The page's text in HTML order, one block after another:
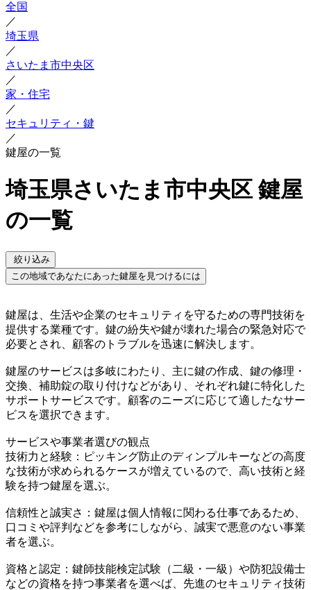
全国
／
埼玉県
／
さいたま市中央区
／
家・住宅
／
セキュリティ・鍵
／
鍵屋の一覧
埼玉県さいたま市中央区 鍵屋
の一覧
絞り込み
この地域であなたにあった鍵屋を見つけるには
鍵屋は、生活や企業のセキュリティを守るための専門技術を
提供する業種です。鍵の紛失や鍵が壊れた場合の緊急対応で
必要とされ、顧客のトラブルを迅速に解決します。
鍵屋のサービスは多岐にわたり、主に鍵の作成、鍵の修理・
交換、補助錠の取り付けなどがあり、それぞれ鍵に特化した
サポートサービスです。顧客のニーズに応じて適したなサー
ビスを選択できます。
サービスや事業者選びの観点
技術力と経験：ピッキング防止のディンプルキーなどの高度
な技術が求められるケースが増えているので、高い技術と経
験を持つ鍵屋を選ぶ。
信頼性と誠実さ：鍵屋は個人情報に関わる仕事であるため、
口コミや評判などを参考にしながら、誠実で悪意のない事業
者を選ぶ。
資格と認定：鍵師技能検定試験（二級・一級）や防犯設備士
などの資格を持つ事業者を選べば、先進のセキュリティ技術